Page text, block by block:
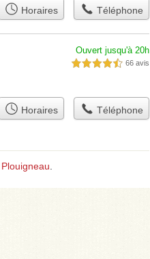
Horaires Téléphone
Ouvert jusqu'à 20h
4,5 étoiles sur 5 66 avis
Horaires Téléphone
.